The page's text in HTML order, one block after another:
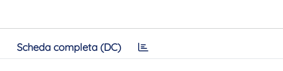
Scheda completa (DC)